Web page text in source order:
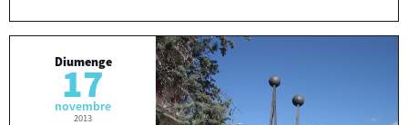
Diumenge
17
novembre
2013